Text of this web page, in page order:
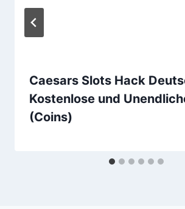
Caesars Slots Hack
Kostenlose und
(Coins)